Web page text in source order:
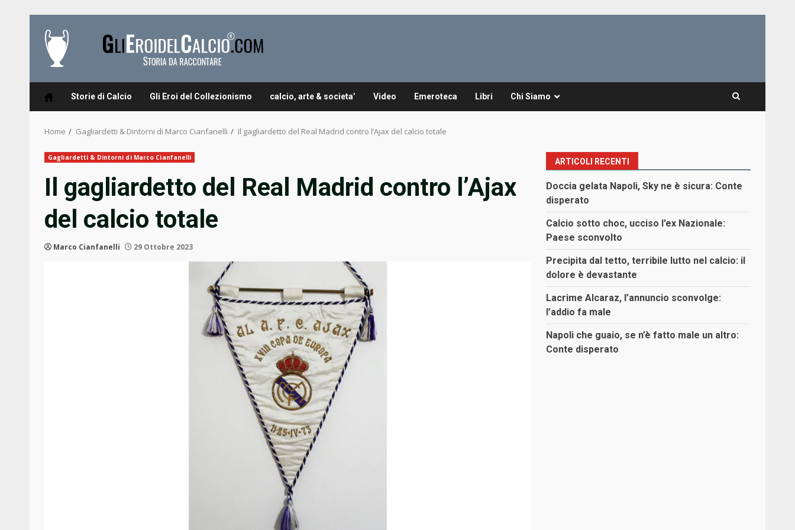
content
Storie di Calcio Gli Eroi del Collezionismo calcio, arte & societa’ Video Emeroteca Libri Chi Siamo
Home Gagliardetti & Dintorni di Marco Cianfanelli Il gagliardetto del Real Madrid contro l’Ajax del calcio totale
Gagliardetti & Dintorni di Marco Cianfanelli
Il gagliardetto del Real Madrid contro l’Ajax
del calcio totale
Marco Cianfanelli 29 Ottobre 2023
ARTICOLI RECENTI
Doccia gelata Napoli, Sky ne è sicura: Conte
disperato
Calcio sotto choc, ucciso l’ex Nazionale:
Paese sconvolto
Precipita dal tetto, terribile lutto nel calcio: il
dolore è devastante
Lacrime Alcaraz, l’annuncio sconvolge:
l’addio fa male
Napoli che guaio, se n’è fatto male un altro:
Conte disperato